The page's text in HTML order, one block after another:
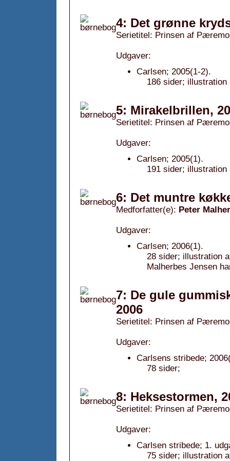
4: Det grønne
Serietitel: Prinsen af
Udgaver:
Carlsen; 2005(1-2).
186 sider; illustration
5: Mirakelbrillen,
Serietitel: Prinsen af
Udgaver:
Carlsen; 2005(1).
191 sider; illustration
6: Det muntre
Medforfatter(e): Peter
Udgaver:
Carlsen; 2006(1).
28 sider; illustration
Malherbes Jensen
7: De gule
2006
Serietitel: Prinsen af
Udgaver:
Carlsens stribede;
78 sider;
8: Heksestormen,
Serietitel: Prinsen af
Udgaver:
Carlsen stribede; 1.
75 sider; illustration